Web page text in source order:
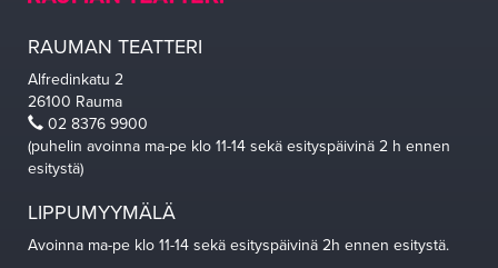
RAUMAN TEATTERI
Alfredinkatu 2
26100 Rauma
02 8376 9900
(puhelin avoinna ma-pe klo 11-14 sekä esityspäivinä 2 h ennen
esitystä)
LIPPUMYYMÄLÄ
Avoinna ma-pe klo 11-14 sekä esityspäivinä 2h ennen esitystä.